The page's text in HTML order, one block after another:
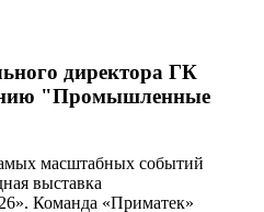
директора ГК
"Промышленные
масштабных событий
выставка
Команда «Приматек»